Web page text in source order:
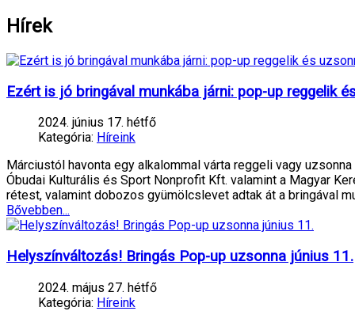
Hírek
Ezért is jó bringával munkába járni: pop-up reggelik
2024. június 17. hétfő
Kategória: Híreink
Márciustól havonta egy alkalommal várta reggeli vagy
Óbudai Kulturális és Sport Nonprofit Kft. valamint a Magyar
rétest, valamint dobozos gyümölcslevet adtak át a bringával
Bővebben...
Helyszínváltozás! Bringás Pop-up uzsonna június 11.
2024. május 27. hétfő
Kategória: Híreink